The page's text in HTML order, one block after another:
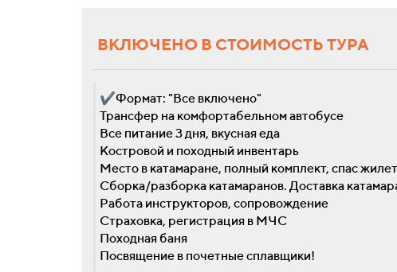
ВКЛЮЧЕНО В СТОИМОСТЬ ТУРА
✔Формат: "Все включено"
Трансфер на комфортабельном автобусе
Все питание 3 дня, вкусная еда
Костровой и походный инвентарь
Место в катамаране, полный комплект, спас жилет
Сборка/разборка катамаранов. Доставка
Работа инструкторов, сопровождение
Страховка, регистрация в МЧС
Походная баня
Посвящение в почетные сплавщики!